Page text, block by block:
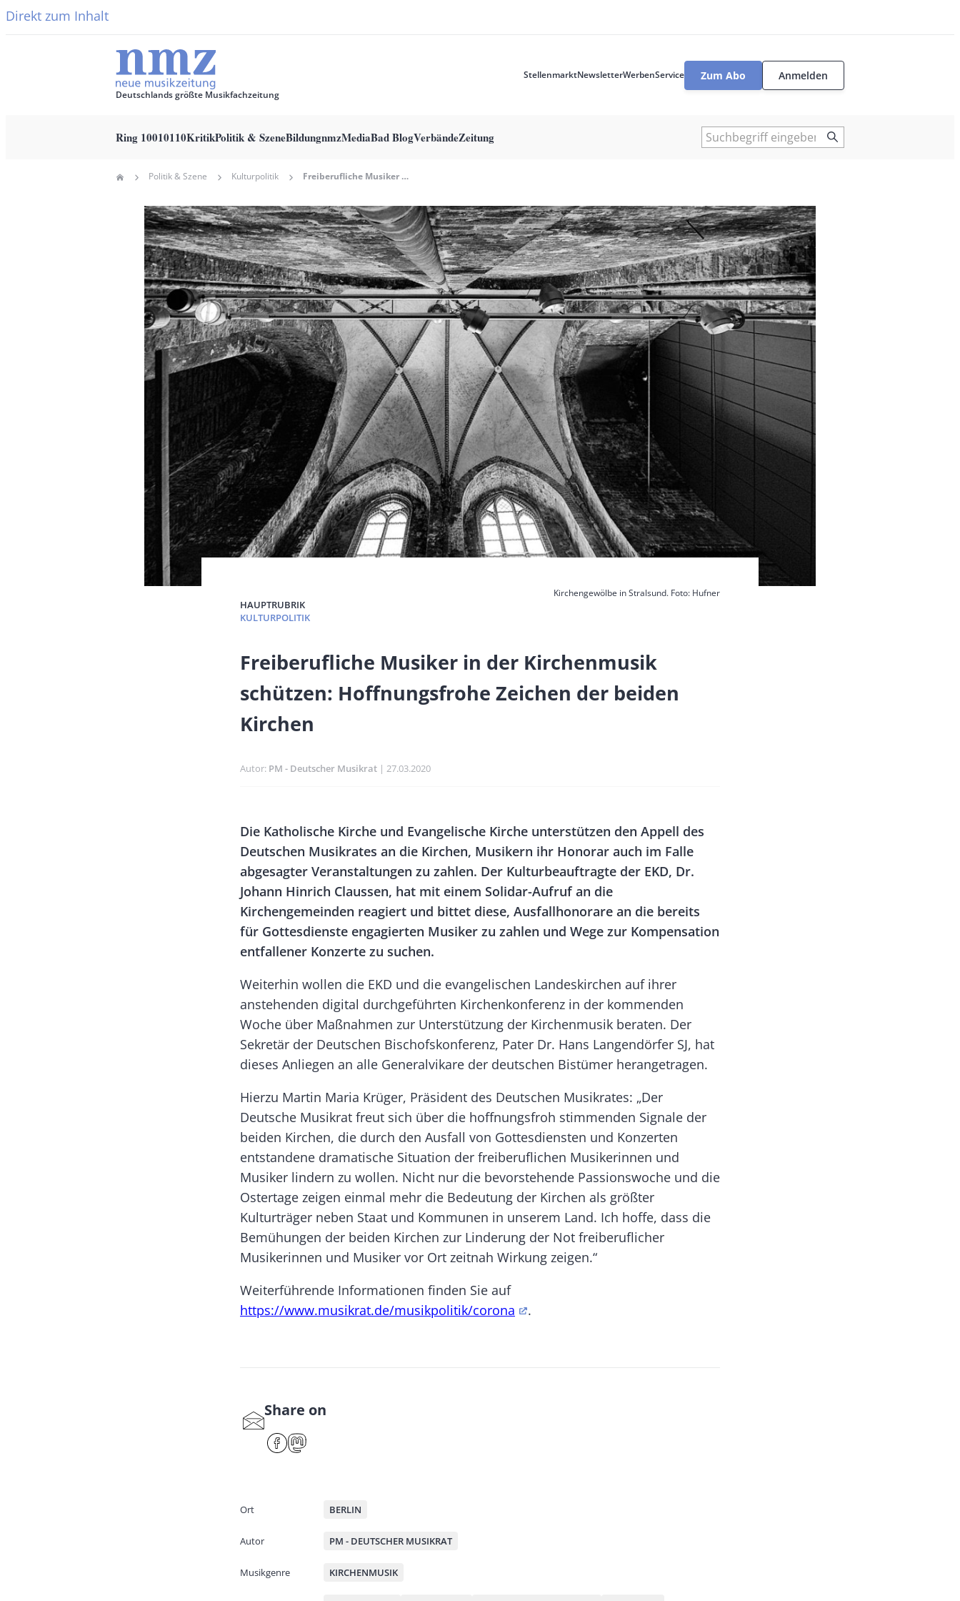
Direkt zum Inhalt
Deutschlands größte Musikfachzeitung
StellenmarktNewsletterWerbenService
User
Zum Abo Anmelden
navigation
Ring 10010110KritikPolitik & SzeneBildungnmzMediaBad BlogVerbändeZeitung Suche
Pfadnavigation
Home Politik & Szene Kulturpolitik Freiberufliche Musiker In Der Kirchenmusik Schützen: Hoffnungsfrohe Zeichen Der Beiden Kirchen
Hauptbild
Kirchengewölbe in Stralsund. Foto: Hufner
HAUPTRUBRIK
KULTURPOLITIK
Banner
Size
Freiberufliche Musiker in der Kirchenmusik
schützen: Hoffnungsfrohe Zeichen der beiden
Kirchen
Autor PM - Deutscher Musikrat Publikationsdatum
27.03.2020
Rectangle
Left
Rectangle
Right
Body
Die Katholische Kirche und Evangelische Kirche unterstützen den Appell des
Deutschen Musikrates an die Kirchen, Musikern ihr Honorar auch im Falle
abgesagter Veranstaltungen zu zahlen. Der Kulturbeauftragte der EKD, Dr.
Johann Hinrich Claussen, hat mit einem Solidar-Aufruf an die
Kirchengemeinden reagiert und bittet diese, Ausfallhonorare an die bereits
für Gottesdienste engagierten Musiker zu zahlen und Wege zur Kompensation
entfallener Konzerte zu suchen.
Weiterhin wollen die EKD und die evangelischen Landeskirchen auf ihrer
anstehenden digital durchgeführten Kirchenkonferenz in der kommenden
Woche über Maßnahmen zur Unterstützung der Kirchenmusik beraten. Der
Sekretär der Deutschen Bischofskonferenz, Pater Dr. Hans Langendörfer SJ, hat
dieses Anliegen an alle Generalvikare der deutschen Bistümer herangetragen.
Hierzu Martin Maria Krüger, Präsident des Deutschen Musikrates: „Der
Deutsche Musikrat freut sich über die hoffnungsfroh stimmenden Signale der
beiden Kirchen, die durch den Ausfall von Gottesdiensten und Konzerten
entstandene dramatische Situation der freiberuflichen Musikerinnen und
Musiker lindern zu wollen. Nicht nur die bevorstehende Passionswoche und die
Ostertage zeigen einmal mehr die Bedeutung der Kirchen als größter
Kulturträger neben Staat und Kommunen in unserem Land. Ich hoffe, dass die
Bemühungen der beiden Kirchen zur Linderung der Not freiberuflicher
Musikerinnen und Musiker vor Ort zeitnah Wirkung zeigen.“
Weiterführende Informationen finden Sie auf
https://www.musikrat.de/musikpolitik/corona
.
S
Share on
F
Ort BERLIN
Autor PM - DEUTSCHER MUSIKRAT
Musikgenre KIRCHENMUSIK